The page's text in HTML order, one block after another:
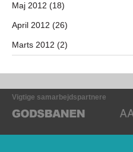
Maj 2012 (18)
April 2012 (26)
Marts 2012 (2)
Vigtige samarbejdspartnere